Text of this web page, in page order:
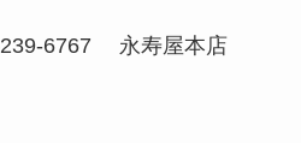
6767 永寿屋本店